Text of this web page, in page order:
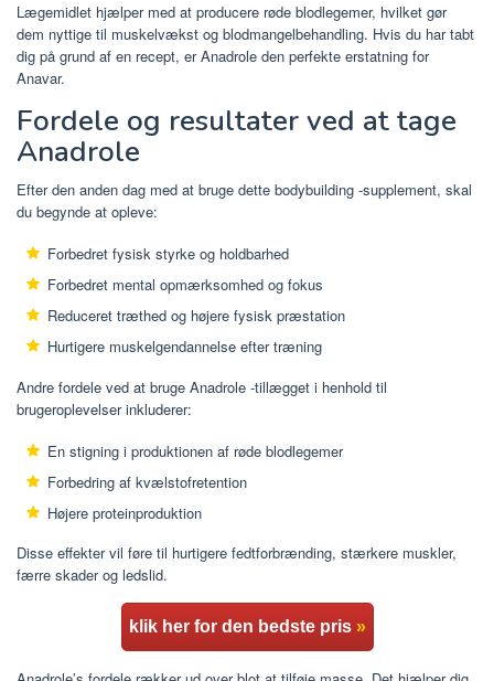
Lægemidlet hjælper med at producere røde blodlegemer, hvilket gør
dem nyttige til muskelvækst og blodmangelbehandling. Hvis du har tabt
dig på grund af en recept, er Anadrole den perfekte erstatning for
Anavar.
Fordele og resultater ved at tage
Anadrole
Efter den anden dag med at bruge dette bodybuilding -supplement, skal
du begynde at opleve:
Forbedret fysisk styrke og holdbarhed
Forbedret mental opmærksomhed og fokus
Reduceret træthed og højere fysisk præstation
Hurtigere muskelgendannelse efter træning
Andre fordele ved at bruge Anadrole -tillægget i henhold til
brugeroplevelser inkluderer:
En stigning i produktionen af ​​røde blodlegemer
Forbedring af kvælstofretention
Højere proteinproduktion
Disse effekter vil føre til hurtigere fedtforbrænding, stærkere muskler,
færre skader og ledslid.
klik her for den bedste pris »